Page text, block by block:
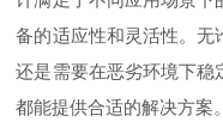
备的适应性和灵活性。无
还是需要在恶劣环境下稳
都能提供合适的解决方案。